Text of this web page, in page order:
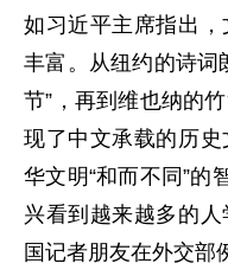
如习近平主席指出
丰富。从纽约的诗词
节”，再到维也纳的
现了中文承载的历
华文明“和而不同”的
兴看到越来越多的
国记者朋友在外交部